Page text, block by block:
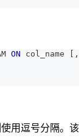
ON col_name ,
用逗号分隔。该